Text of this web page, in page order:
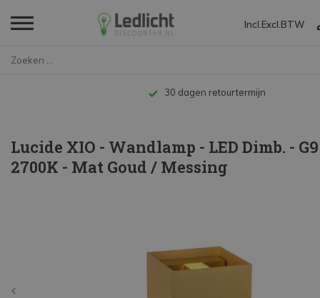
Incl. Excl. BTW
Tot 10 jaar garantie
Lucide XIO - Wandlamp - LED Dimb. -
2700K - Mat Goud / Messing